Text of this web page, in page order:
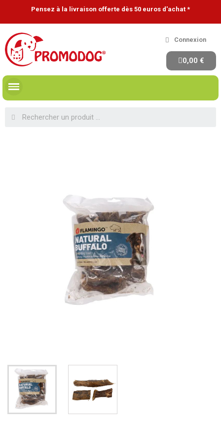
Pensez à la livraison offerte dès 50 euros d'achat *
Connexion
0,00 €